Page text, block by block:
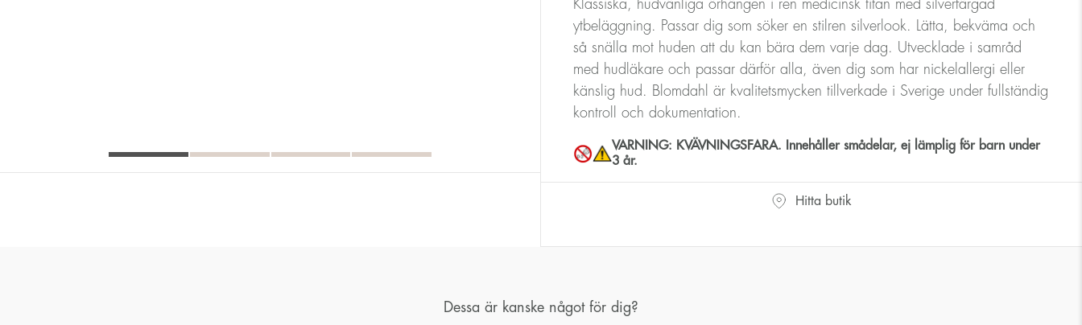
Klassiska, hudvänliga örhängen i ren medicinsk titan med silverfärgad
ytbeläggning. Passar dig som söker en stilren silverlook. Lätta, bekväma och
så snälla mot huden att du kan bära dem varje dag. Utvecklade i samråd
med hudläkare och passar därför alla, även dig som har nickelallergi eller
känslig hud. Blomdahl är kvalitetsmycken tillverkade i Sverige under fullständig
kontroll och dokumentation.
VARNING: KVÄVNINGSFARA. Innehåller smådelar, ej lämplig för barn under
3 år.
Hitta butik
Dessa är kanske något för dig?